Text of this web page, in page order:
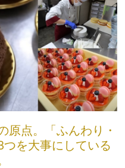
原点。「ふんわり・
を大事にしている